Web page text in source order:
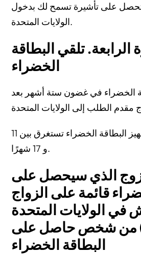
على تأشيرة تسمح لك بدخول
الولايات المتحدة.
الرابعة. تلقي البطاقة
الخضراء
الخضراء في غضون ستة أشهر بعد
و بالتالي فإن مدة تجهيز البطاقة الخضراء تستغرق بين 11
و 17 شهرًا.
الذي سيحصل على
قائمة على الزواج
في الولايات المتحدة
من شخص حاصل على
البطاقة الخضراء